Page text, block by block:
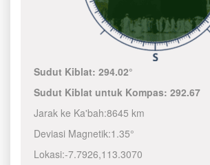
Sudut Kiblat:294.02°
Sudut Kiblat untuk Kompas:292.67
Jarak ke Ka'bah:8645 km
Deviasi Magnetik:1.35°
Lokasi:-7.7926,113.3070